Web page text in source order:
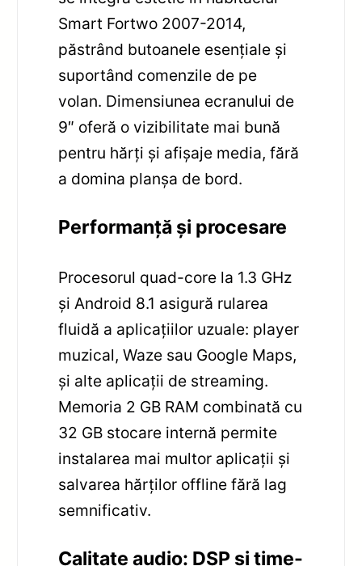
Smart Fortwo 2007-2014,
păstrând butoanele esențiale și
suportând comenzile de pe
volan. Dimensiunea ecranului de
9″ oferă o vizibilitate mai bună
pentru hărți și afișaje media, fără
a domina planșa de bord.
Performanță și procesare
Procesorul quad-core la 1.3 GHz
și Android 8.1 asigură rularea
fluidă a aplicațiilor uzuale: player
muzical, Waze sau Google Maps,
și alte aplicații de streaming.
Memoria 2 GB RAM combinată cu
32 GB stocare internă permite
instalarea mai multor aplicații și
salvarea hărților offline fără lag
semnificativ.
Calitate audio: DSP și time-